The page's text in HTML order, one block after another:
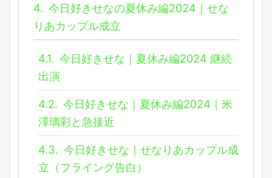
4. 今日好きせなの夏休み編2024｜せな
りあカップル成立
4.1. 今日好きせな｜夏休み編2024 継続
出演
4.2. 今日好きせな｜夏休み編2024｜米
澤璃彩と急接近
4.3. 今日好きせな｜せなりあカップル成
立（フライング告白）